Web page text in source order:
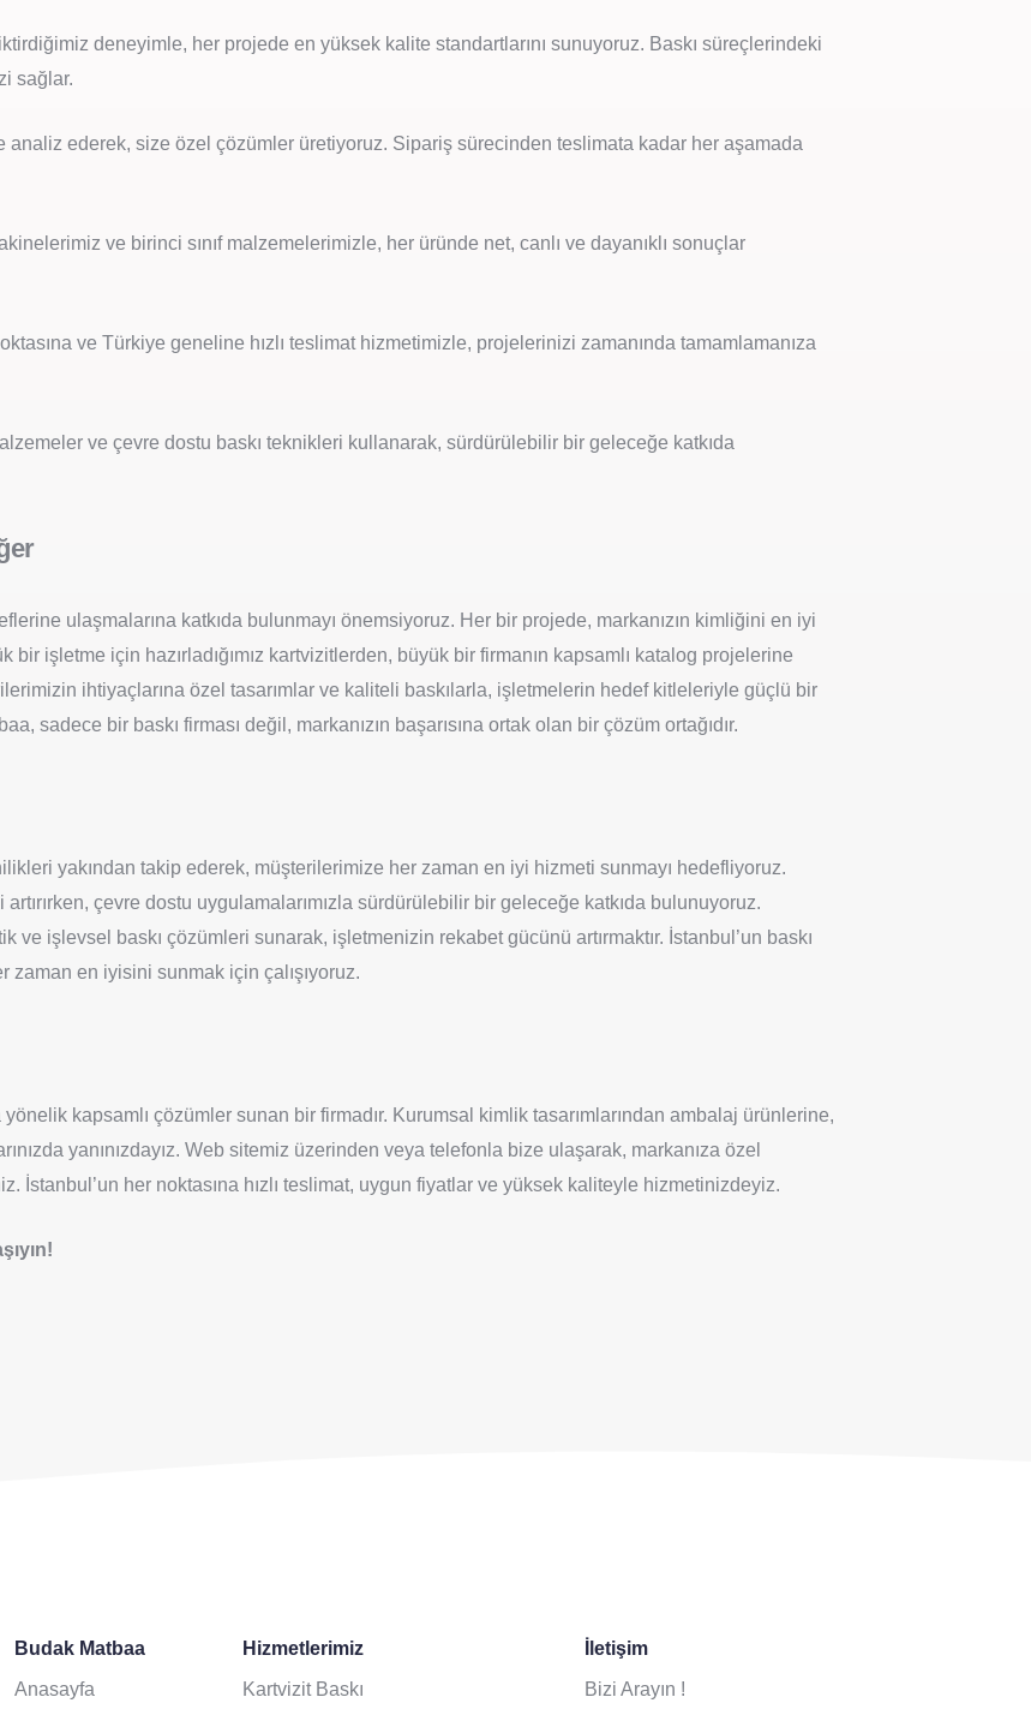
deneyimle, her projede en yüksek kalite standartlarını sunuyoruz. Baskı süreçlerindeki
sağlar.
analiz ederek, size özel çözümler üretiyoruz. Sipariş sürecinden teslimata kadar her aşamada
ve birinci sınıf malzemelerimizle, her üründe net, canlı ve dayanıklı sonuçlar
ve Türkiye geneline hızlı teslimat hizmetimizle, projelerinizi zamanında tamamlamanıza
ve çevre dostu baskı teknikleri kullanarak, sürdürülebilir bir geleceğe katkıda
ulaşmalarına katkıda bulunmayı önemsiyoruz. Her bir projede, markanızın kimliğini en iyi
işletme için hazırladığımız kartvizitlerden, büyük bir firmanın kapsamlı katalog projelerine
ihtiyaçlarına özel tasarımlar ve kaliteli baskılarla, işletmelerin hedef kitleleriyle güçlü bir
sadece bir baskı firması değil, markanızın başarısına ortak olan bir çözüm ortağıdır.
yakından takip ederek, müşterilerimize her zaman en iyi hizmeti sunmayı hedefliyoruz.
artırırken, çevre dostu uygulamalarımızla sürdürülebilir bir geleceğe katkıda bulunuyoruz.
ve işlevsel baskı çözümleri sunarak, işletmenizin rekabet gücünü artırmaktır. İstanbul’un baskı
en iyisini sunmak için çalışıyoruz.
kapsamlı çözümler sunan bir firmadır. Kurumsal kimlik tasarımlarından ambalaj ürünlerine,
yanınızdayız. Web sitemiz üzerinden veya telefonla bize ulaşarak, markanıza özel
İstanbul’un her noktasına hızlı teslimat, uygun fiyatlar ve yüksek kaliteyle hizmetinizdeyiz.
Budak Matbaa
Anasayfa
Hizmetlerimiz
Kartvizit Baskı
İletişim
Bizi Arayın !